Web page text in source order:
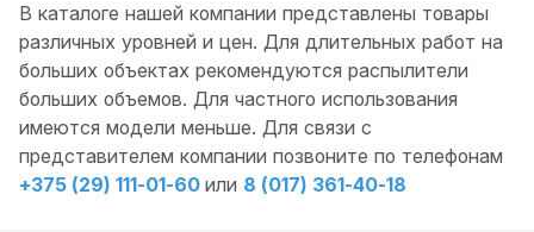
В каталоге нашей компании представлены товары
различных уровней и цен. Для длительных работ на
больших объектах рекомендуются распылители
больших объемов. Для частного использования
имеются модели меньше. Для связи с
представителем компании позвоните по телефонам
+375 (29) 111-01-60 или 8 (017) 361-40-18